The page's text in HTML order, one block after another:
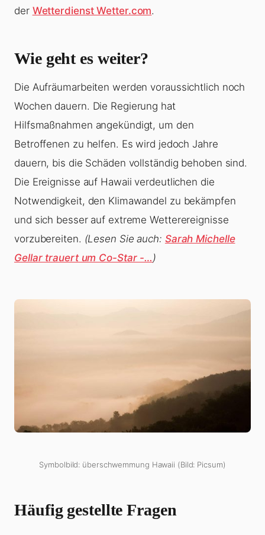
der Wetterdienst Wetter.com.
Wie geht es weiter?
Die Aufräumarbeiten werden voraussichtlich noch
Wochen dauern. Die Regierung hat
Hilfsmaßnahmen angekündigt, um den
Betroffenen zu helfen. Es wird jedoch Jahre
dauern, bis die Schäden vollständig behoben sind.
Die Ereignisse auf Hawaii verdeutlichen die
Notwendigkeit, den Klimawandel zu bekämpfen
und sich besser auf extreme Wetterereignisse
vorzubereiten. (Lesen Sie auch: Sarah Michelle
Gellar trauert um Co-Star -…)
Symbolbild: überschwemmung Hawaii (Bild: Picsum)
Häufig gestellte Fragen